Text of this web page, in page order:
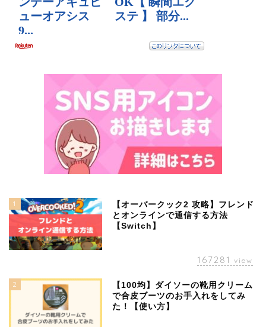
1
【オーバークック2 攻略】フレンド
とオンラインで通信する方法
【Switch】
167281 view
2
【100均】ダイソーの靴用クリーム
で合皮ブーツのお手入れをしてみ
た！【使い方】